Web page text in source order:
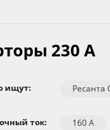
230 А
ищут: Ресанта
ток: 160 А